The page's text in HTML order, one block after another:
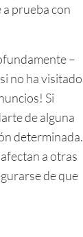
prueba con
–
no ha visitado
Si
de alguna
determinada.
a otras
de que